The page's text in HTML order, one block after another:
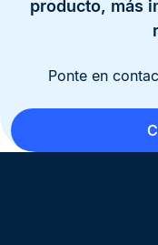
producto, más
Ponte en